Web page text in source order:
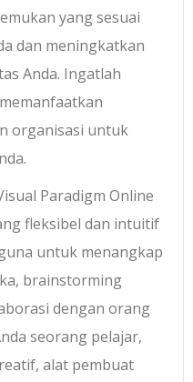
yang sesuai
dan meningkatkan
Anda. Ingatlah
organisasi untuk
Paradigm Online
fleksibel dan intuitif
untuk menangkap
brainstorming
dengan orang
seorang pelajar,
alat pembuat